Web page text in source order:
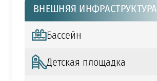
ВНЕШНЯЯ ИНФРАСТРУКТУРА
Бассейн
Детская площадка